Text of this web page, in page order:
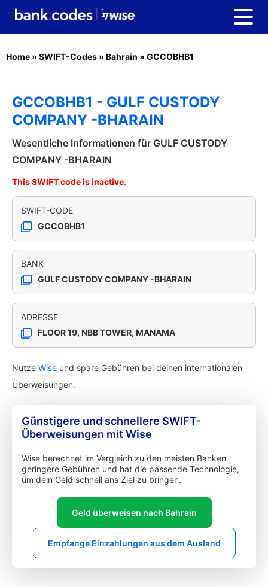
Home » SWIFT-Codes » Bahrain » GCCOBHB1
GCCOBHB1 - GULF CUSTODY
COMPANY -BHARAIN
Wesentliche Informationen für GULF CUSTODY
COMPANY -BHARAIN
This SWIFT code is inactive.
SWIFT-CODE
GCCOBHB1
BANK
GULF CUSTODY COMPANY -BHARAIN
ADRESSE
FLOOR 19, NBB TOWER, MANAMA
Nutze Wise und spare Gebühren bei deinen internationalen
Überweisungen.
Günstigere und schnellere SWIFT-
Überweisungen mit Wise
Wise berechnet im Vergleich zu den meisten Banken
geringere Gebühren und hat die passende Technologie,
um dein Geld schnell ans Ziel zu bringen.
Geld überweisen nach Bahrain
Empfange Einzahlungen aus dem Ausland